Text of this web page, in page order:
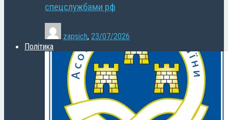
спецслужбами рф
zapsich, 23/07/2026
Політика